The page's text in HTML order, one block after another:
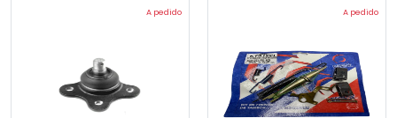
A pedido A pedido